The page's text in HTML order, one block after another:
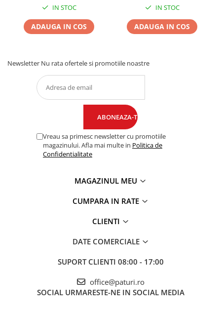
IN STOC
ADAUGA IN COS
IN STOC
ADAUGA IN COS
Newsletter Nu rata ofertele si promotiile noastre
Vreau sa primesc newsletter cu promotiile
magazinului. Afla mai multe in Politica de
Confidentialitate
MAGAZINUL MEU
CUMPARA IN RATE
CLIENTI
DATE COMERCIALE
SUPORT CLIENTI 08:00 - 17:00
office@paturi.ro
SOCIAL URMARESTE-NE IN SOCIAL MEDIA